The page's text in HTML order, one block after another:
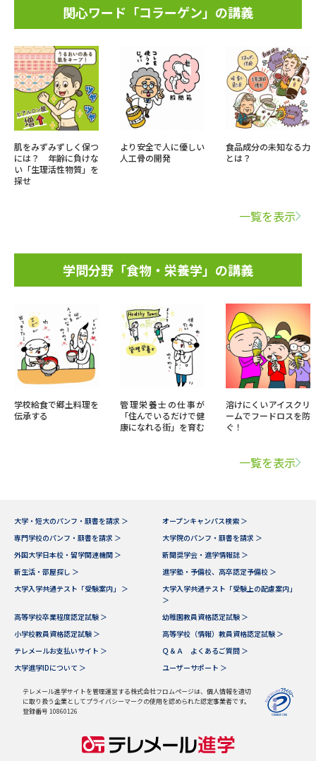
関心ワード「コラーゲン」の講義
肌をみずみずしく保つ
には？ 年齢に負けな
い「生理活性物質」を
探せ
より安全で人に優しい
人工骨の開発
食品成分の未知なる力
とは？
一覧を表示
学問分野「食物・栄養学」の講義
学校給食で郷土料理を
伝承する
管理栄養士の仕事が
「住んでいるだけで健
康になれる街」を育む
溶けにくいアイスクリ
ームでフードロスを防
ぐ！
一覧を表示
大学・短大のパンフ・願書を請求 ＞
オープンキャンパス検索 ＞
専門学校のパンフ・願書を請求 ＞
大学院のパンフ・願書を請求 ＞
外国大学日本校・留学関連機関 ＞
新聞奨学会・進学情報誌 ＞
新生活・部屋探し ＞
進学塾・予備校、高卒認定予備校 ＞
大学入学共通テスト「受験案内」 ＞
大学入学共通テスト「受験上の配慮案内」
＞
高等学校卒業程度認定試験 ＞
幼稚園教員資格認定試験 ＞
小学校教員資格認定試験 ＞
高等学校（情報）教員資格認定試験 ＞
テレメールお支払いサイト ＞
Ｑ＆Ａ よくあるご質問 ＞
大学進学IDについて ＞
ユーザーサポート ＞
テレメール進学サイトを管理運営する株式会社フロムページは、個人情報を適切
に取り扱う企業としてプライバシーマークの使用を認められた認定事業者です。
登録番号 10860126